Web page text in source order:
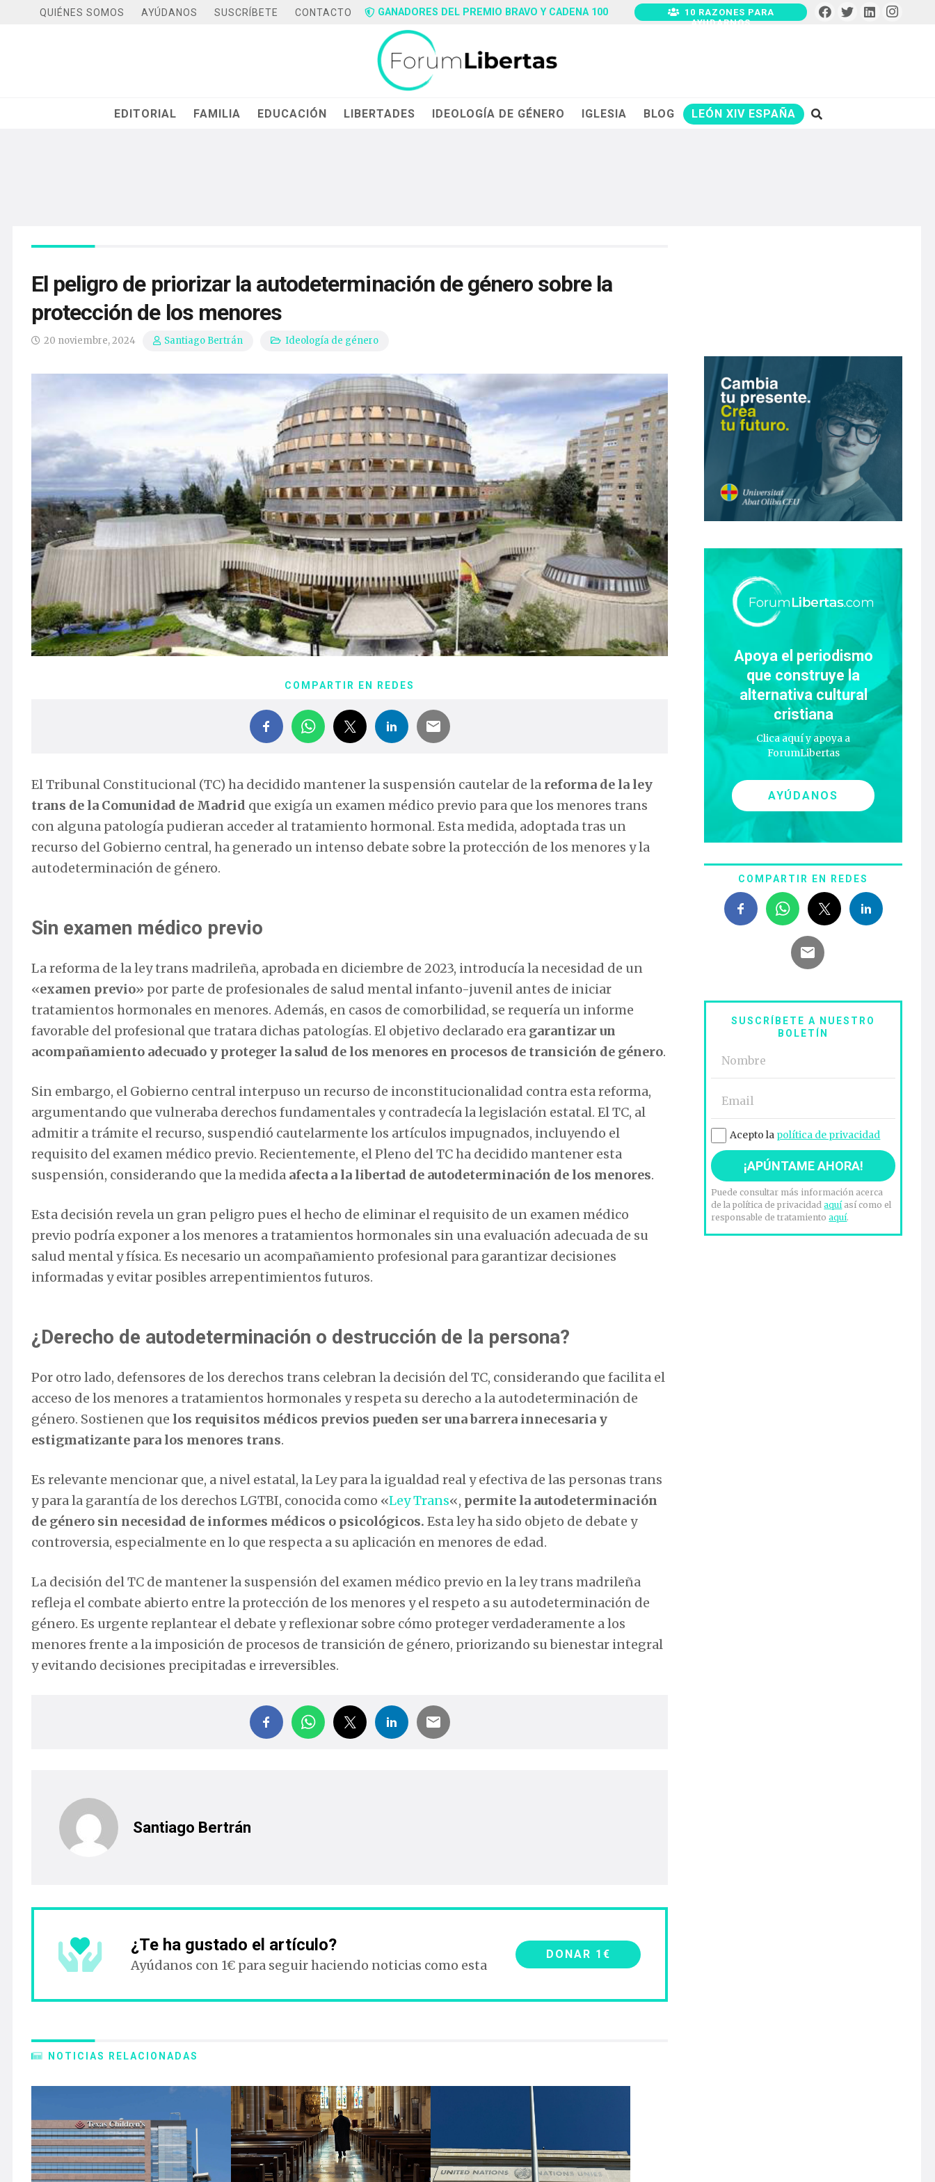
QUIÉNES SOMOS AYÚDANOS SUSCRÍBETE CONTACTO GANADORES DEL PREMIO BRAVO Y CADENA 100
10 RAZONES PARA
AYUDARNOS
EDITORIAL FAMILIA EDUCACIÓN LIBERTADES IDEOLOGÍA DE GÉNERO IGLESIA BLOG LEÓN XIV ESPAÑA
El peligro de priorizar la autodeterminación de género sobre la
protección de los menores
20 noviembre, 2024 Santiago Bertrán Ideología de género
COMPARTIR EN REDES
El Tribunal Constitucional (TC) ha decidido mantener la suspensión cautelar de la reforma de la ley
trans de la Comunidad de Madrid que exigía un examen médico previo para que los menores trans
con alguna patología pudieran acceder al tratamiento hormonal. Esta medida, adoptada tras un
recurso del Gobierno central, ha generado un intenso debate sobre la protección de los menores y la
autodeterminación de género.
Sin examen médico previo
La reforma de la ley trans madrileña, aprobada en diciembre de 2023, introducía la necesidad de un
«examen previo» por parte de profesionales de salud mental infanto-juvenil antes de iniciar
tratamientos hormonales en menores. Además, en casos de comorbilidad, se requería un informe
favorable del profesional que tratara dichas patologías. El objetivo declarado era garantizar un
acompañamiento adecuado y proteger la salud de los menores en procesos de transición de género.
Sin embargo, el Gobierno central interpuso un recurso de inconstitucionalidad contra esta reforma,
argumentando que vulneraba derechos fundamentales y contradecía la legislación estatal. El TC, al
admitir a trámite el recurso, suspendió cautelarmente los artículos impugnados, incluyendo el
requisito del examen médico previo. Recientemente, el Pleno del TC ha decidido mantener esta
suspensión, considerando que la medida afecta a la libertad de autodeterminación de los menores.
Esta decisión revela un gran peligro pues el hecho de eliminar el requisito de un examen médico
previo podría exponer a los menores a tratamientos hormonales sin una evaluación adecuada de su
salud mental y física. Es necesario un acompañamiento profesional para garantizar decisiones
informadas y evitar posibles arrepentimientos futuros.
¿Derecho de autodeterminación o destrucción de la persona?
Por otro lado, defensores de los derechos trans celebran la decisión del TC, considerando que facilita el
acceso de los menores a tratamientos hormonales y respeta su derecho a la autodeterminación de
género. Sostienen que los requisitos médicos previos pueden ser una barrera innecesaria y
estigmatizante para los menores trans.
Es relevante mencionar que, a nivel estatal, la Ley para la igualdad real y efectiva de las personas trans
y para la garantía de los derechos LGTBI, conocida como «Ley Trans«, permite la autodeterminación
de género sin necesidad de informes médicos o psicológicos. Esta ley ha sido objeto de debate y
controversia, especialmente en lo que respecta a su aplicación en menores de edad.
La decisión del TC de mantener la suspensión del examen médico previo en la ley trans madrileña
refleja el combate abierto entre la protección de los menores y el respeto a su autodeterminación de
género. Es urgente replantear el debate y reflexionar sobre cómo proteger verdaderamente a los
menores frente a la imposición de procesos de transición de género, priorizando su bienestar integral
y evitando decisiones precipitadas e irreversibles.
Santiago Bertrán
¿Te ha gustado el artículo?
Ayúdanos con 1€ para seguir haciendo noticias como esta
DONAR 1€
NOTICIAS RELACIONADAS
Apoya el periodismo
que construye la
alternativa cultural
cristiana
Clica aquí y apoya a
ForumLibertas
AYÚDANOS
COMPARTIR EN REDES
SUSCRÍBETE A NUESTRO
BOLETÍN
Acepto la política de privacidad
Puede consultar más información acerca
de la política de privacidadaquíasí como el
responsable de tratamientoaquí.